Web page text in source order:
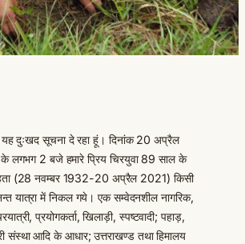
दुःखद सूचना दे रहा हूं। दिनांक 20 अप्रैल
लगभग 2 बजे हमारे प्रिय चिरयुवा 89 साल के
(28 नवम्बर 1932-20 अप्रैल 2021) किसी
यात्रा में निकल गये। एक सम्वेदनशील नागरिक,
प्रयोगकर्ता, खिलाड़ी, स्पष्टवादी; पहाड़,
संस्था आदि के आधार; उत्तराखण्ड तथा हिमालय